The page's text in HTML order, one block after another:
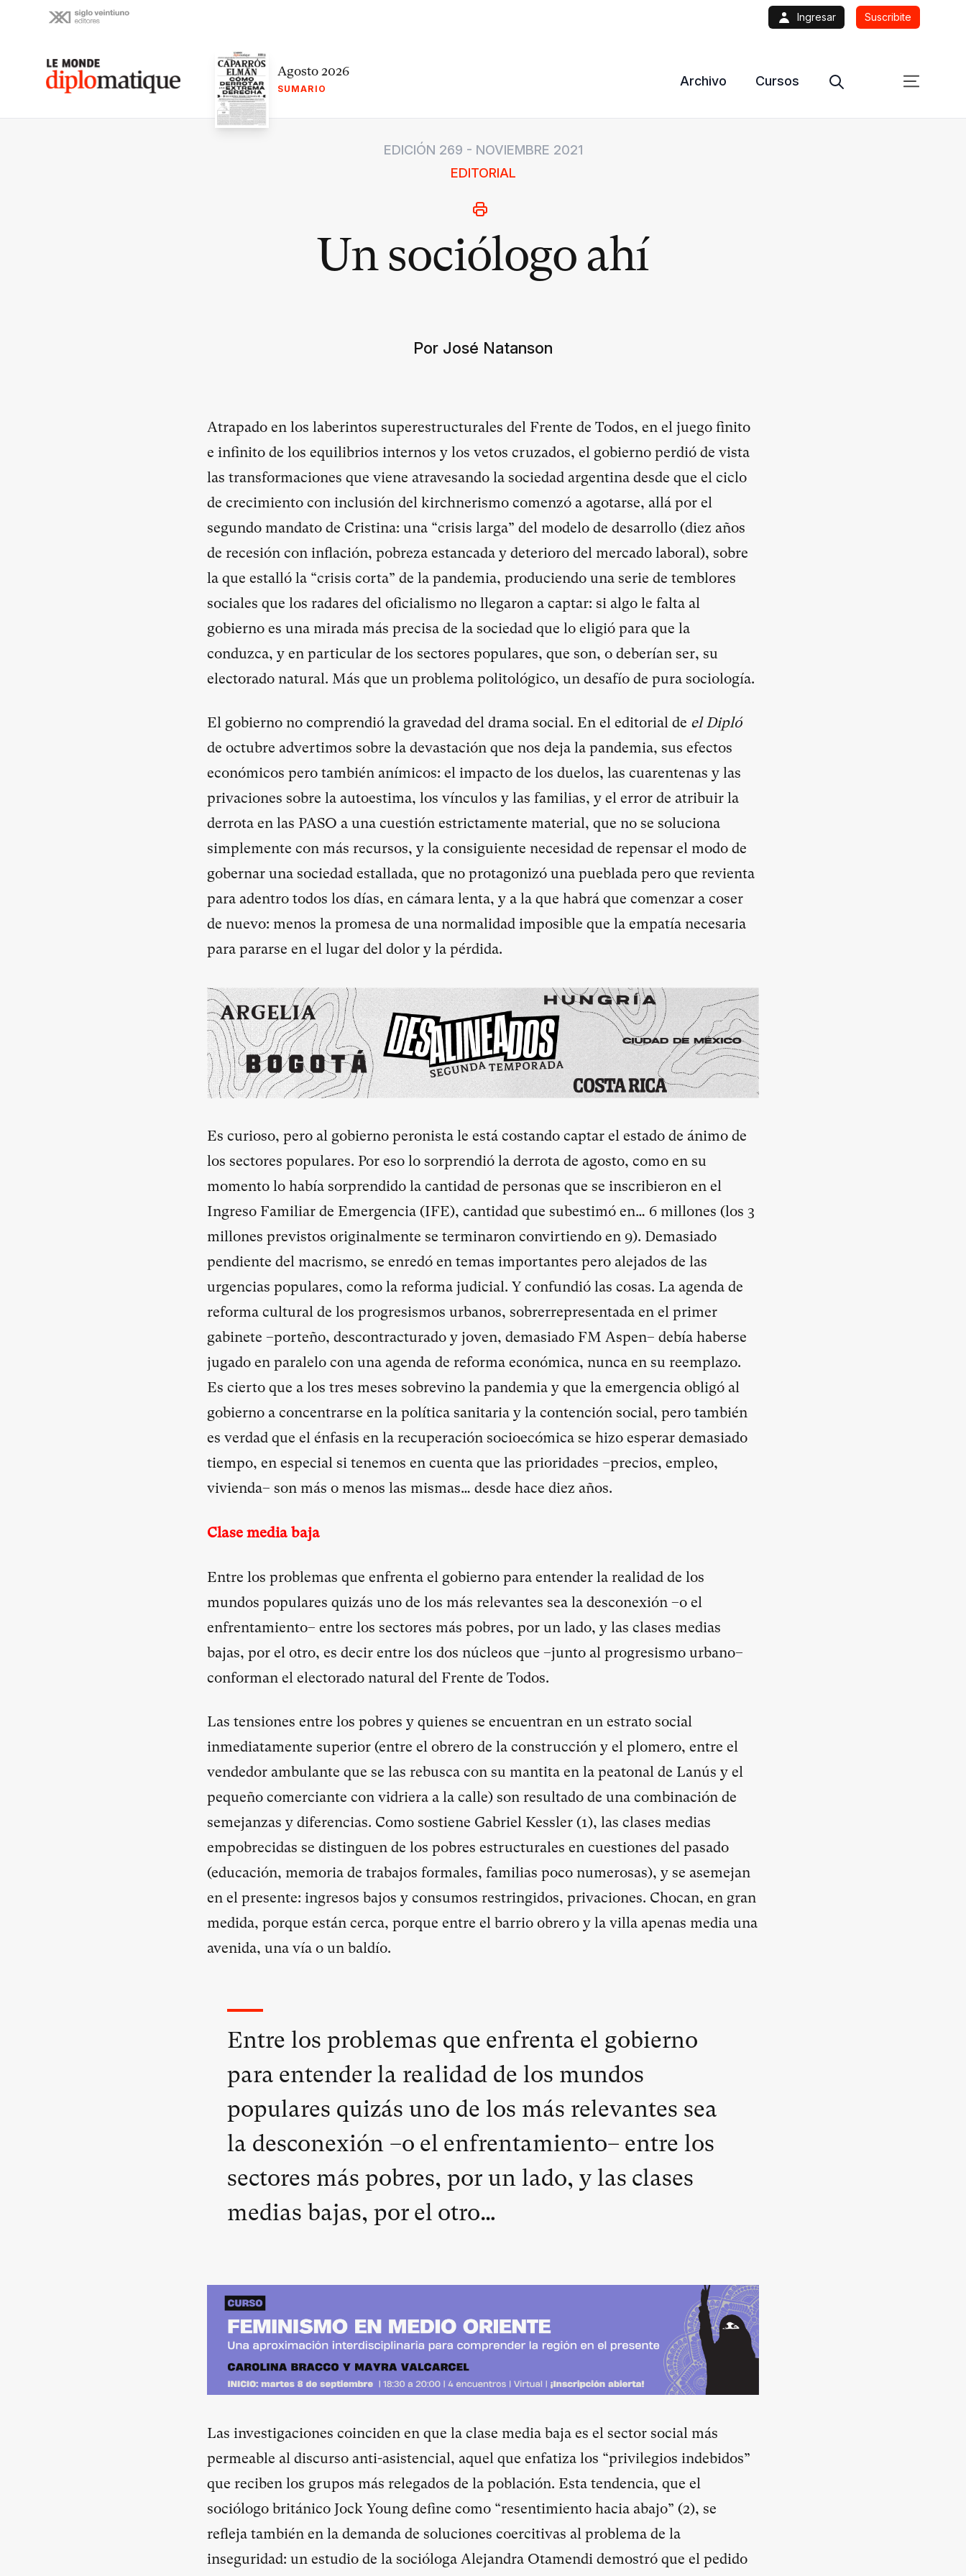
Ingresar Suscribite
Le monde diplomatique Agosto 2026
SUMARIO
Archivo Cursos
EDICIÓN 269 - NOVIEMBRE 2021
EDITORIAL
Un sociólogo ahí
Por José Natanson
Atrapado en los laberintos superestructurales del Frente de Todos, en el juego finito
e infinito de los equilibrios internos y los vetos cruzados, el gobierno perdió de vista
las transformaciones que viene atravesando la sociedad argentina desde que el ciclo
de crecimiento con inclusión del kirchnerismo comenzó a agotarse, allá por el
segundo mandato de Cristina: una “crisis larga” del modelo de desarrollo (diez años
de recesión con inflación, pobreza estancada y deterioro del mercado laboral), sobre
la que estalló la “crisis corta” de la pandemia, produciendo una serie de temblores
sociales que los radares del oficialismo no llegaron a captar: si algo le falta al
gobierno es una mirada más precisa de la sociedad que lo eligió para que la
conduzca, y en particular de los sectores populares, que son, o deberían ser, su
electorado natural. Más que un problema politológico, un desafío de pura sociología.
El gobierno no comprendió la gravedad del drama social. En el editorial de el Dipló
de octubre advertimos sobre la devastación que nos deja la pandemia, sus efectos
económicos pero también anímicos: el impacto de los duelos, las cuarentenas y las
privaciones sobre la autoestima, los vínculos y las familias, y el error de atribuir la
derrota en las PASO a una cuestión estrictamente material, que no se soluciona
simplemente con más recursos, y la consiguiente necesidad de repensar el modo de
gobernar una sociedad estallada, que no protagonizó una pueblada pero que revienta
para adentro todos los días, en cámara lenta, y a la que habrá que comenzar a coser
de nuevo: menos la promesa de una normalidad imposible que la empatía necesaria
para pararse en el lugar del dolor y la pérdida.
Es curioso, pero al gobierno peronista le está costando captar el estado de ánimo de
los sectores populares. Por eso lo sorprendió la derrota de agosto, como en su
momento lo había sorprendido la cantidad de personas que se inscribieron en el
Ingreso Familiar de Emergencia (IFE), cantidad que subestimó en… 6 millones (los 3
millones previstos originalmente se terminaron convirtiendo en 9). Demasiado
pendiente del macrismo, se enredó en temas importantes pero alejados de las
urgencias populares, como la reforma judicial. Y confundió las cosas. La agenda de
reforma cultural de los progresismos urbanos, sobrerrepresentada en el primer
gabinete –porteño, descontracturado y joven, demasiado FM Aspen– debía haberse
jugado en paralelo con una agenda de reforma económica, nunca en su reemplazo.
Es cierto que a los tres meses sobrevino la pandemia y que la emergencia obligó al
gobierno a concentrarse en la política sanitaria y la contención social, pero también
es verdad que el énfasis en la recuperación socioecómica se hizo esperar demasiado
tiempo, en especial si tenemos en cuenta que las prioridades –precios, empleo,
vivienda– son más o menos las mismas… desde hace diez años.
Clase media baja
Entre los problemas que enfrenta el gobierno para entender la realidad de los
mundos populares quizás uno de los más relevantes sea la desconexión –o el
enfrentamiento– entre los sectores más pobres, por un lado, y las clases medias
bajas, por el otro, es decir entre los dos núcleos que –junto al progresismo urbano–
conforman el electorado natural del Frente de Todos.
Las tensiones entre los pobres y quienes se encuentran en un estrato social
inmediatamente superior (entre el obrero de la construcción y el plomero, entre el
vendedor ambulante que se las rebusca con su mantita en la peatonal de Lanús y el
pequeño comerciante con vidriera a la calle) son resultado de una combinación de
semejanzas y diferencias. Como sostiene Gabriel Kessler (1), las clases medias
empobrecidas se distinguen de los pobres estructurales en cuestiones del pasado
(educación, memoria de trabajos formales, familias poco numerosas), y se asemejan
en el presente: ingresos bajos y consumos restringidos, privaciones. Chocan, en gran
medida, porque están cerca, porque entre el barrio obrero y la villa apenas media una
avenida, una vía o un baldío.
Entre los problemas que enfrenta el gobierno
para entender la realidad de los mundos
populares quizás uno de los más relevantes sea
la desconexión –o el enfrentamiento– entre los
sectores más pobres, por un lado, y las clases
medias bajas, por el otro…
Las investigaciones coinciden en que la clase media baja es el sector social más
permeable al discurso anti-asistencial, aquel que enfatiza los “privilegios indebidos”
que reciben los grupos más relegados de la población. Esta tendencia, que el
sociólogo británico Jock Young define como “resentimiento hacia abajo” (2), se
refleja también en la demanda de soluciones coercitivas al problema de la
inseguridad: un estudio de la socióloga Alejandra Otamendi demostró que el pedido